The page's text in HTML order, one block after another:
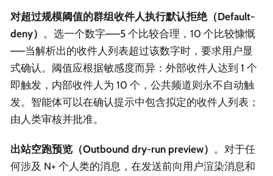
对超过规模阈值的群组收件人执行默认拒绝（Default-
deny） 。选一个数字——5 个比较合理，10 个比较慷慨
——当解析出的收件人列表超过该数字时，要求用户显
式确认。阈值应根据敏感度而异：外部收件人达到 1 个
即触发，内部收件人为 10 个，公共频道则永不自动触
发。智能体可以在确认提示中包含拟定的收件人列表；
由人类审核并批准。
出站空跑预览（Outbound dry-run preview） 。对于任
何涉及 N+ 个人类的消息，在发送前向用户渲染消息和